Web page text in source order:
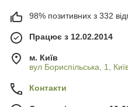
98% позитивних з 332
Працює з 12.02.2014
м. Київ
вул Бориспільська, 1,
Контакти